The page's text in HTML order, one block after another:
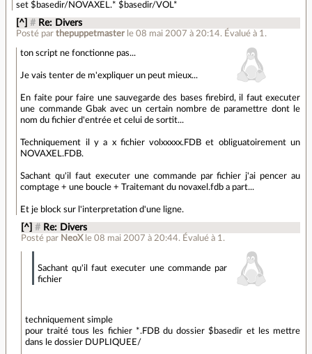
set $basedir/NOVAXEL.* $basedir/VOL*
[^] # Re: Divers
Posté parthepuppetmaster le 08 mai 2007 à 20:14. Évalué à 1 .
ton script ne fonctionne pas...
Je vais tenter de m'expliquer un peut mieux...
En faite pour faire une sauvegarde des bases firebird, il faut executer
une commande Gbak avec un certain nombre de paramettre dont le
nom du fichier d'entrée et celui de sortit...
Techniquement il y a x fichier volxxxxx.FDB et obliguatoirement un
NOVAXEL.FDB.
Sachant qu'il faut executer une commande par fichier j'ai pencer au
comptage + une boucle + Traitemant du novaxel.fdb a part...
Et je block sur l'interpretation d'une ligne.
[^] # Re: Divers
Posté par NeoX le 08 mai 2007 à 20:44. Évalué à 1 .
Sachant qu'il faut executer une commande par
fichier
techniquement simple
pour traité tous les fichier *.FDB du dossier $basedir et les mettre
dans le dossier DUPLIQUEE/